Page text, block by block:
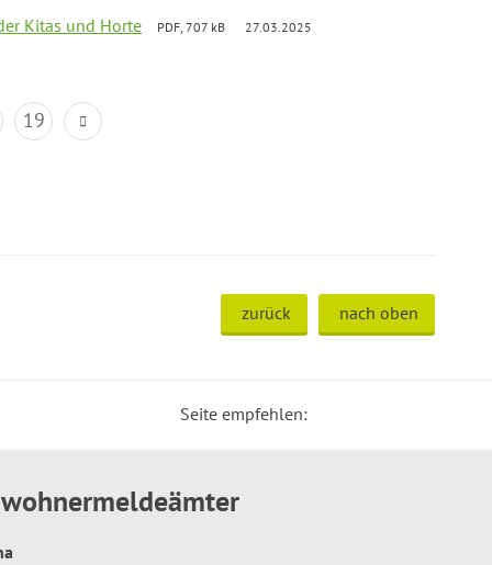
Kitas und Horte PDF, 707 kB 27.03.2025
19
zurück nach oben
Seite empfehlen: